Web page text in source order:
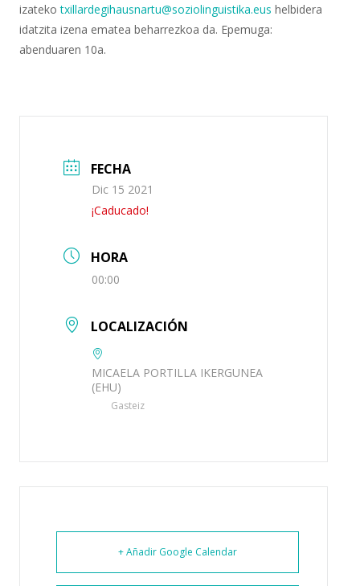
izatekotxillardegihausnartu@soziolinguistika.eus helbidera
idatzita izena ematea beharrezkoa da. Epemuga:
abenduaren 10a.
FECHA
Dic 15 2021
¡Caducado!
HORA
00:00
LOCALIZACIÓN
MICAELA PORTILLA IKERGUNEA
(EHU)
Gasteiz
+ Añadir Google Calendar